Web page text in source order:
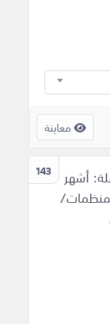
معاينة
143
أشهر